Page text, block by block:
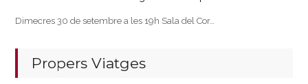
Dimecres 30 de setembre a les 19h Sala del Cor…
Propers Viatges